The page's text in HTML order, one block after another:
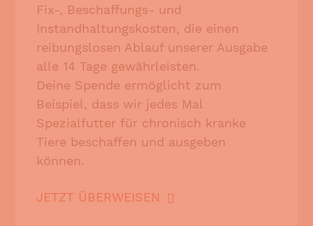
Fix-, Beschaffungs- und
Instandhaltungskosten, die einen
reibungslosen Ablauf unserer Ausgabe
alle 14 Tage gewährleisten.
Deine Spende ermöglicht zum
Beispiel, dass wir jedes Mal
Spezialfutter für chronisch kranke
Tiere beschaffen und ausgeben
können.
JETZT ÜBERWEISEN